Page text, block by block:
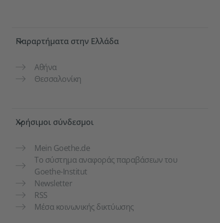
Service- und Informationsbereich
Παραρτήματα στην Ελλάδα
Αθήνα
Θεσσαλονίκη
Χρήσιμοι σύνδεσμοι
Mein Goethe.de
Το σύστημα αναφοράς παραβάσεων του
Goethe-Institut
Newsletter
RSS
Μέσα κοινωνικής δικτύωσης